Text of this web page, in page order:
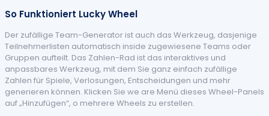
So Funktioniert Lucky Wheel
Der zufällige Team-Generator ist auch das Werkzeug, dasjenige
Teilnehmerlisten automatisch inside zugewiesene Teams oder
Gruppen aufteilt. Das Zahlen-Rad ist das interaktives und
anpassbares Werkzeug, mit dem Sie ganz einfach zufällige
Zahlen für Spiele, Verlosungen, Entscheidungen und mehr
generieren können. Klicken Sie we are Menü dieses Wheel-Panels
auf „Hinzufügen“, o mehrere Wheels zu erstellen.